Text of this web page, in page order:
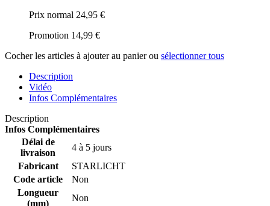
Prix normal 24,95 €
Promotion 14,99 €
Cocher les articles à ajouter au panier ou sélectionner tous
Description
Vidéo
Infos Complémentaires
Description
Infos Complémentaires
Délai de
livraison
4 à 5 jours
Fabricant
STARLICHT
Code article
Non
Longueur
(mm)
Non